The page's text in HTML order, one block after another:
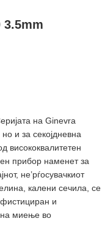
3.5mm
на Ginevra
и за секојдневна
висококвалитетен
прибор наменет за
не’рѓосувачкиот
калени сечила, се
и
на миење во